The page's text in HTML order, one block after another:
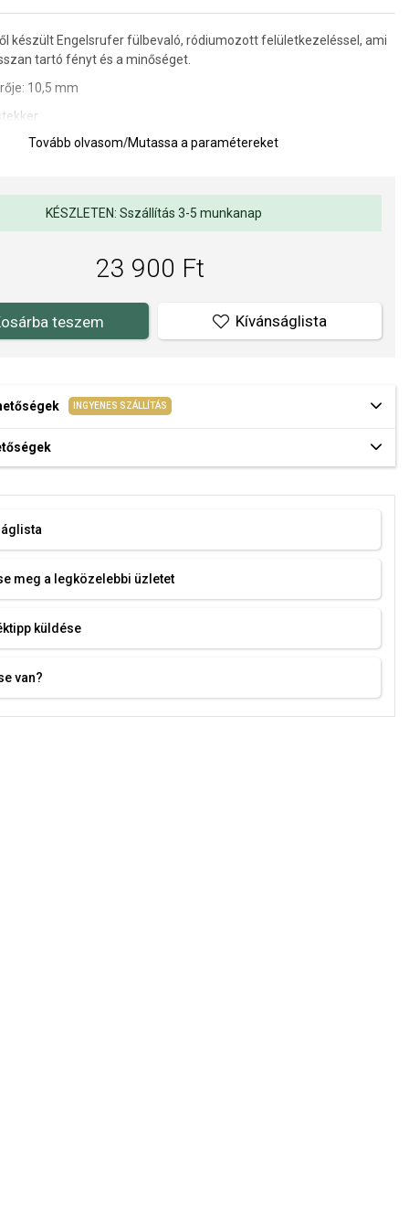
készült Engelsrufer fülbevaló, ródiumozott felületkezeléssel, ami
tartó fényt és a minőséget.
10,5 mm
hivatalos forgalmazója. Biztos lehet benne, hogy eredeti
Tovább olvasom/Mutassa a paramétereket
KÉSZLETEN: Sszállítás 3-5 munkanap
23 900 Ft
teszem Kívánságlista
INGYENES SZÁLLÍTÁS
meg a legközelebbi üzletet
küldése
van?